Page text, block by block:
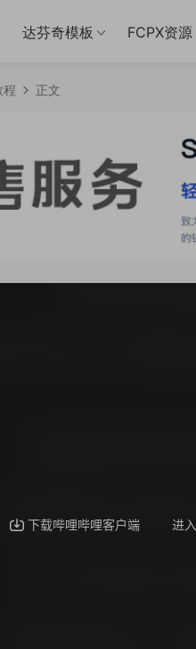
达芬奇模板 FCPX资源
程 正文